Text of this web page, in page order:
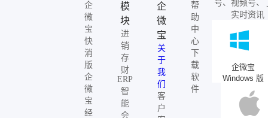
企
微
宝
快
消
版
企
微
宝
经
模
块
进
销
存
财
ERP
智
能
会
企
微
宝
关
于
我
们
客
户
帮
助
中
心
下
载
软
件
号、视频号、
实时资讯
企微宝
Windows 版